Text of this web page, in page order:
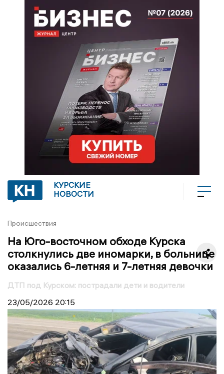
КУРСКИЕ
НОВОСТИ
Происшествия
На Юго-восточном обходе Курска
столкнулись две иномарки, в больнице
оказались 6-летняя и 7-летняя девочки
ДТП под Курском: пострадали дети и водители
23/05/2026 20:15